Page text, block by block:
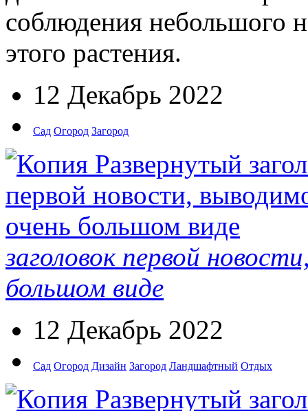
соблюдения небольшого
этого растения.
12 Декабрь 2022
Сад Огород Загород
заголовок первой
большом виде
12 Декабрь 2022
Сад Огород Дизайн Загород Ландшафтный Отдых